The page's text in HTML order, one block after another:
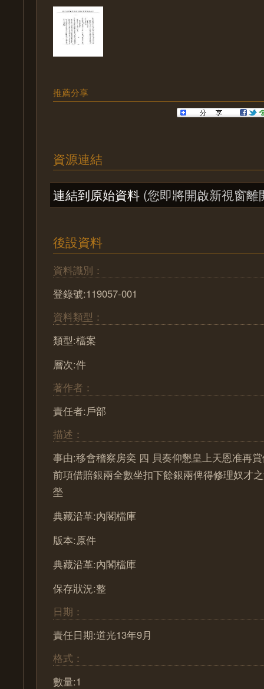
推薦分享
資源連結
連結到原始資料 (您即將開啟新視窗離
後設資料
資料識別：
登錄號:119057-001
資料類型：
類型:檔案
層次:件
著作者：
責任者:戶部
描述：
事由:移會稽察房奕 四 貝奏仰懇皇上天恩准再
前項借賠銀兩全數坐扣下餘銀兩俾得修理奴才
塋
典藏沿革:內閣檔庫
版本:原件
典藏沿革:內閣檔庫
保存狀況:整
日期：
責任日期:道光13年9月
格式：
數量:1